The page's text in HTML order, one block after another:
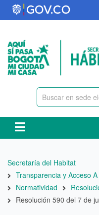
Pasar
al
principal
Ruta
de
navegación
Secretaría del Habitat
Transparencia y Acceso
Normatividad
Resolución 590 del 7 de